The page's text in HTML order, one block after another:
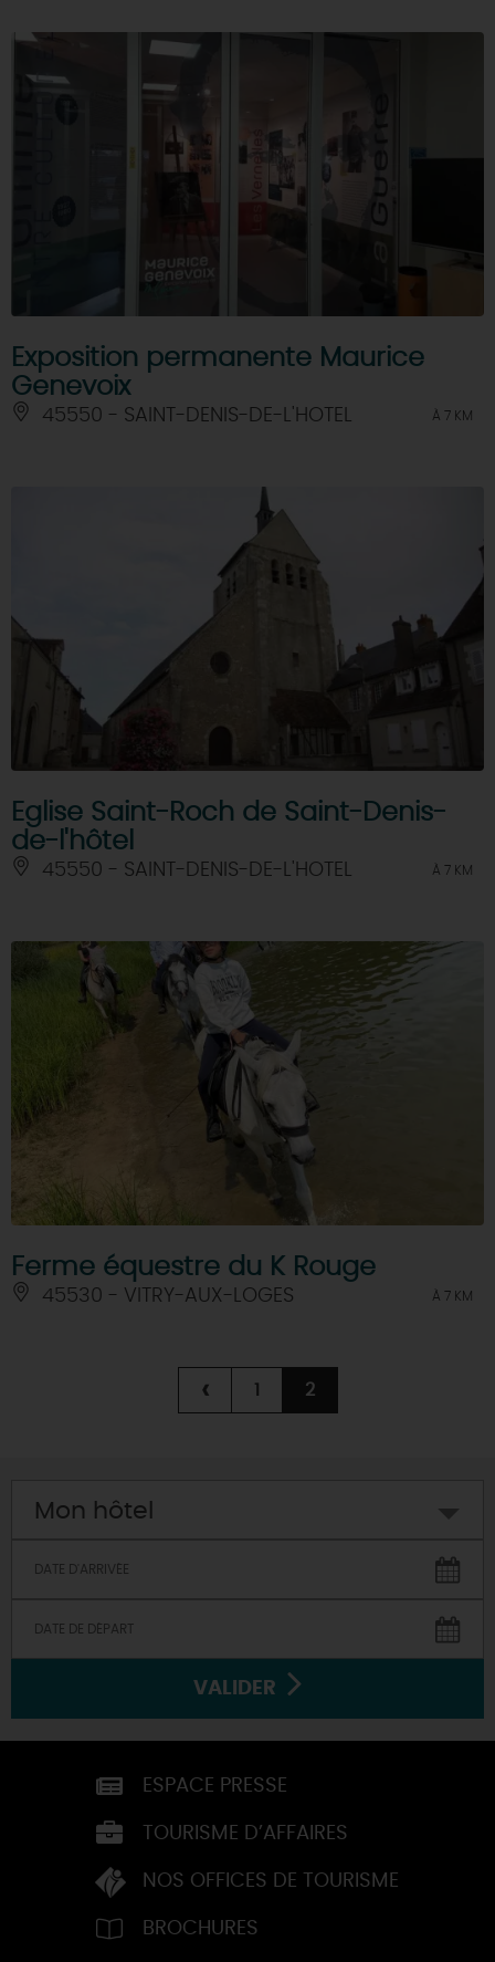
Exposition permanente Maurice
Genevoix
45550 - SAINT-DENIS-DE-L'HOTEL À 7 KM
Eglise Saint-Roch de Saint-Denis-
de-l'hôtel
45550 - SAINT-DENIS-DE-L'HOTEL À 7 KM
Ferme équestre du K Rouge
45530 - VITRY-AUX-LOGES À 7 KM
‹ 1 2
Mon hôtel
VALIDER
ESPACE PRESSE
TOURISME D’AFFAIRES
NOS OFFICES DE TOURISME
BROCHURES